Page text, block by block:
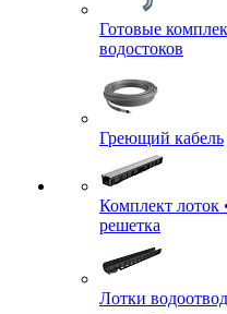
Готовые
водостоков
Греющий кабель
Комплект лоток
решетка
Лотки